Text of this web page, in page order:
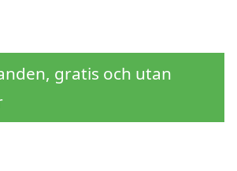
gratis och utan